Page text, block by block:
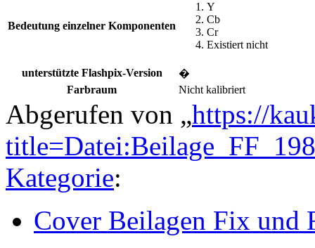
Bedeutung einzelner Komponenten
Y
Cb
Cr
Existiert nicht
unterstützte Flashpix-Version
�
Farbraum
Nicht kalibriert
Abgerufen von „https://
Kategorie:
Cover Beilagen Fix und